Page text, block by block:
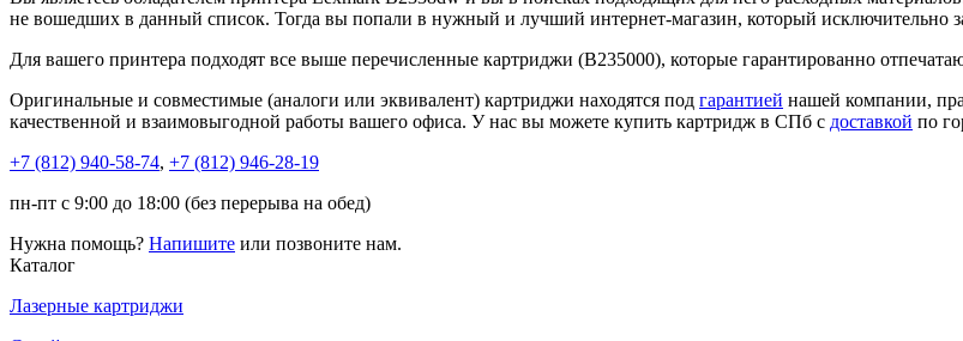
не вошедших в данный список. Тогда вы попали в нужный и лучший интернет-магазин, который исключительно
Для вашего принтера подходят все выше перечисленные картриджи (B235000), которые гарантированно
Оригинальные и совместимые (аналоги или эквивалент) картриджи находятся под гарантией нашей компании,
качественной и взаимовыгодной работы вашего офиса. У нас вы можете купить картридж в СПб с доставкой по
+7 (812) 940-58-74, +7 (812) 946-28-19
пн-пт с 9:00 до 18:00 (без перерыва на обед)
Нужна помощь? Напишите или позвоните нам.
Каталог
Лазерные картриджи